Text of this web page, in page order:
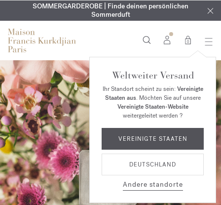
EXKLUSIV | Erhalten Sie OUD velvet moodin Ihrer Bestellung*
KOSTENLOSE GRAVUR | Auf alle Düfte und Körperöle bis zum
9. August
SOMMERGARDEROBE | Finde deinen persönlichen
Sommerduft
0
Weltweiter Versand
Ihr Standort scheint zu sein: Vereinigte
Staaten aus. Möchten Sie auf unsere
Vereinigte Staaten-Website
weitergeleitet werden ?
VEREINIGTE STAATEN
DEUTSCHLAND
Andere standorte